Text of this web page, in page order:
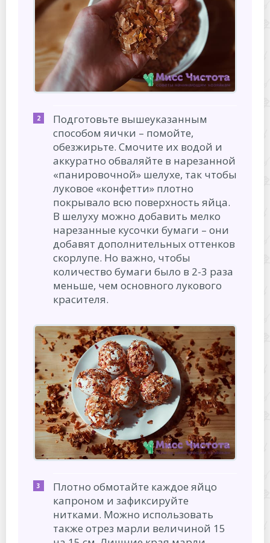
Подготовьте вышеуказанным
способом яички – помойте,
обезжирьте. Смочите их водой и
аккуратно обваляйте в нарезанной
«панировочной» шелухе, так чтобы
луковое «конфетти» плотно
покрывало всю поверхность яйца.
В шелуху можно добавить мелко
нарезанные кусочки бумаги – они
добавят дополнительных оттенков
скорлупе. Но важно, чтобы
количество бумаги было в 2-3 раза
меньше, чем основного лукового
красителя.
Плотно обмотайте каждое яйцо
капроном и зафиксируйте
нитками. Можно использовать
также отрез марли величиной 15